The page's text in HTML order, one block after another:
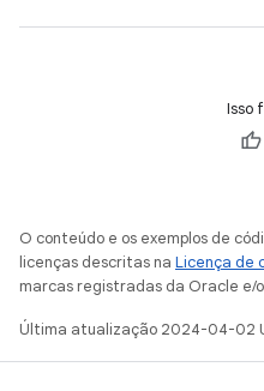
Isso
O conteúdo e os exemplos de
licenças descritas na Licença de
marcas registradas da Oracle e/
Última atualização 2024-04-02